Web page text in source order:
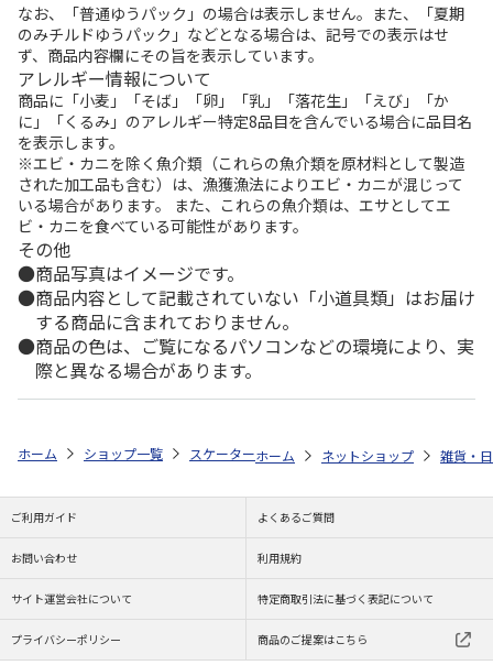
なお、「普通ゆうパック」の場合は表示しません。また、「夏期
のみチルドゆうパック」などとなる場合は、記号での表示はせ
ず、商品内容欄にその旨を表示しています。
アレルギー情報について
商品に「小麦」「そば」「卵」「乳」「落花生」「えび」「か
に」「くるみ」のアレルギー特定8品目を含んでいる場合に品目名
を表示します。
※エビ・カニを除く魚介類（これらの魚介類を原材料として製造
された加工品も含む）は、漁獲漁法によりエビ・カニが混じって
いる場合があります。 また、これらの魚介類は、エサとしてエ
ビ・カニを食べている可能性があります。
その他
商品写真はイメージです。
商品内容として記載されていない「小道具類」はお届け
する商品に含まれておりません。
商品の色は、ご覧になるパソコンなどの環境により、実
際と異なる場合があります。
ホーム ショップ一覧 スケーター ボトルケース ポケットモンスター
ホーム ネットショップ 雑貨・
ご利用ガイド よくあるご質問
お問い合わせ 利用規約
サイト運営会社について 特定商取引法に基づく表記について
プライバシーポリシー 商品のご提案はこちら